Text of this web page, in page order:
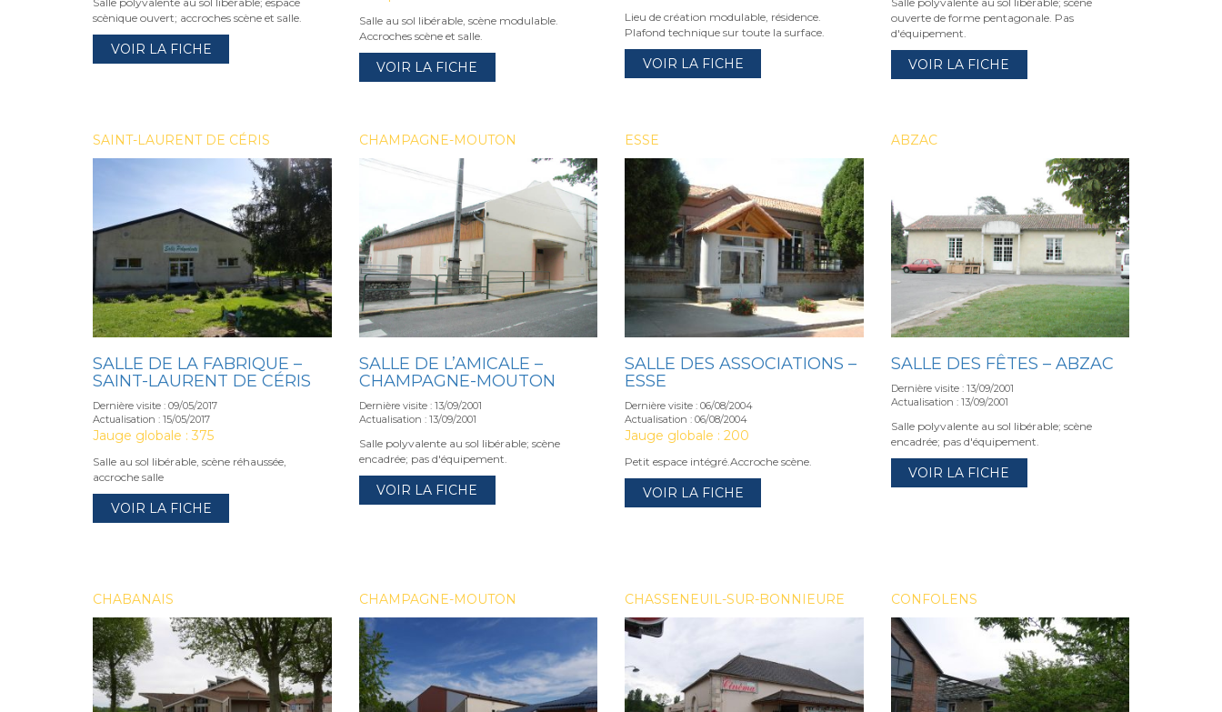
scènique ouvert; accroches scène et salle.
VOIR LA FICHE
Salle au sol libérable, scène modulable.
Accroches scène et salle.
VOIR LA FICHE
Lieu de création modulable, résidence.
Plafond technique sur toute la surface.
VOIR LA FICHE
ouverte de forme pentagonale. Pas
d'équipement.
VOIR LA FICHE
SAINT-LAURENT DE CÉRIS
SALLE DE LA FABRIQUE –
SAINT-LAURENT DE CÉRIS
Dernière visite : 09/05/2017
Actualisation : 15/05/2017
Jauge globale : 375
Salle au sol libérable, scène réhaussée,
accroche salle
VOIR LA FICHE
CHAMPAGNE-MOUTON
SALLE DE L’AMICALE –
CHAMPAGNE-MOUTON
Dernière visite : 13/09/2001
Actualisation : 13/09/2001
Salle polyvalente au sol libérable; scène
encadrée; pas d'équipement.
VOIR LA FICHE
ESSE
SALLE DES ASSOCIATIONS –
ESSE
Dernière visite : 06/08/2004
Actualisation : 06/08/2004
Jauge globale : 200
Petit espace intégré.Accroche scène.
VOIR LA FICHE
ABZAC
SALLE DES FÊTES – ABZAC
Dernière visite : 13/09/2001
Actualisation : 13/09/2001
Salle polyvalente au sol libérable; scène
encadrée; pas d'équipement.
VOIR LA FICHE
CHABANAIS CHAMPAGNE-MOUTON CHASSENEUIL-SUR-BONNIEURE CONFOLENS